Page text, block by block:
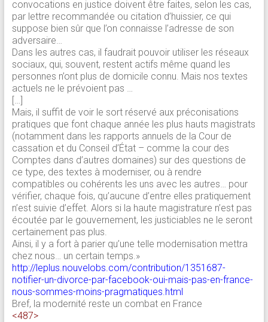
convocations en justice doivent être faites, selon les cas,
par lettre recommandée ou citation d’huissier, ce qui
suppose bien sûr que l’on connaisse l’adresse de son
adversaire…
Dans les autres cas, il faudrait pouvoir utiliser les réseaux
sociaux, qui, souvent, restent actifs même quand les
personnes n’ont plus de domicile connu. Mais nos textes
actuels ne le prévoient pas …
[…]
Mais, il suffit de voir le sort réservé aux préconisations
pratiques que font chaque année les plus hauts magistrats
(notamment dans les rapports annuels de la Cour de
cassation et du Conseil d’État – comme la cour des
Comptes dans d’autres domaines) sur des questions de
ce type, des textes à moderniser, ou à rendre
compatibles ou cohérents les uns avec les autres… pour
vérifier, chaque fois, qu’aucune d’entre elles pratiquement
n’est suivie d’effet. Alors si la haute magistrature n’est pas
écoutée par le gouvernement, les justiciables ne le seront
certainement pas plus.
Ainsi, il y a fort à parier qu’une telle modernisation mettra
chez nous… un certain temps.»
http://leplus.nouvelobs.com/contribution/1351687-
notifier-un-divorce-par-facebook-oui-mais-pas-en-france-
nous-sommes-moins-pragmatiques.html
Bref, la modernité reste un combat en France
<487>